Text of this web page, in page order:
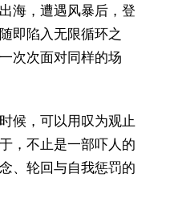
海，遭遇风暴后，登
即陷入无限循环之
次次面对同样的场
候，可以用叹为观止
，不止是一部吓人的
、轮回与自我惩罚的